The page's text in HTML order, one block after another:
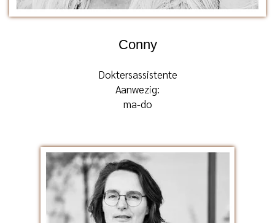
Conny
Doktersassistente
Aanwezig:
ma-do